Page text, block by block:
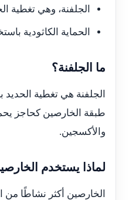
الجلفنة، وهي تغطية
الحماية الكاثودية
ما الجلفنة؟
الجلفنة هي تغطية
طبقة الخارصين كحاجز
والأكسجين.
لماذا يستخدم
الخارصين أكثر نشاطًا من